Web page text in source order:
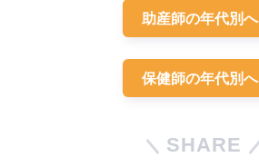
助産師の年代別へ
保健師の年代別へ
SHARE